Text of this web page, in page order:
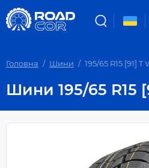
Головна Шини 195/65 R15 [91] T
Шини 195/65 R15